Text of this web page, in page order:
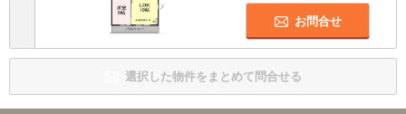
お問合せ
選択した物件をまとめて問合せる